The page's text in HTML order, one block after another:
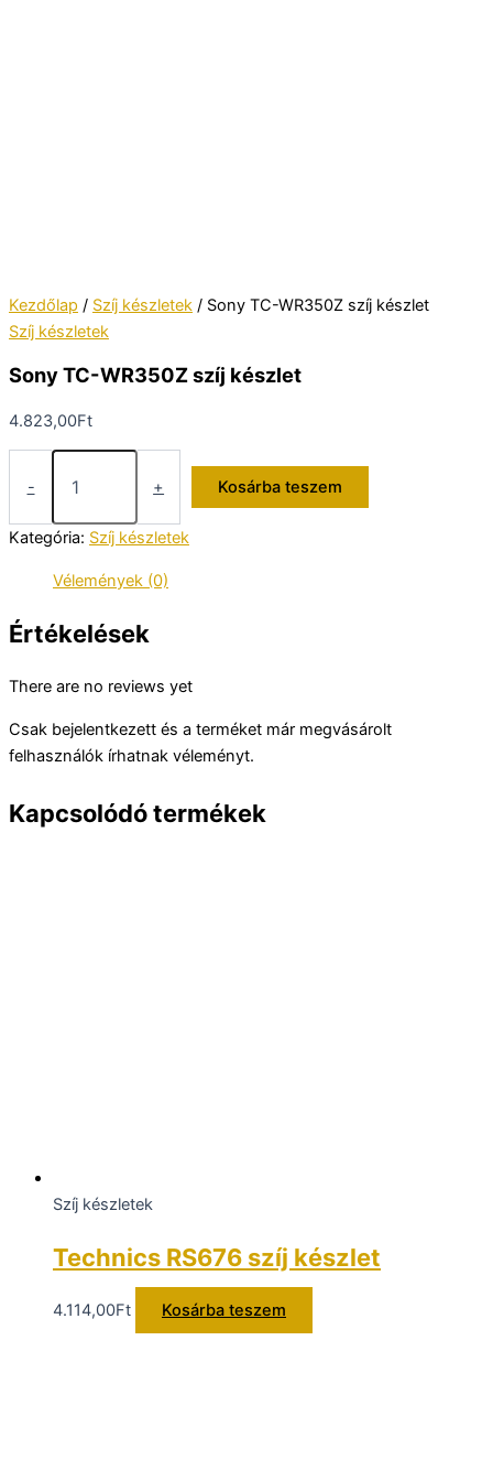
Kezdőlap / Szíj készletek / Sony TC-WR350Z szíj készlet
Szíj készletek
Sony TC-WR350Z szíj készlet
4.823,00Ft
-
szíj
készlet
mennyiség
+ Kosárba teszem
Kategória: Szíj készletek
Vélemények (0)
Értékelések
There are no reviews yet
Csak bejelentkezett és a terméket már megvásárolt
felhasználók írhatnak véleményt.
Kapcsolódó termékek
Szíj készletek
Technics RS676 szíj készlet
4.114,00Ft Kosárba teszem